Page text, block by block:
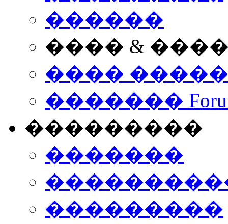
������
���� &
����
�������
���������
�������
���������